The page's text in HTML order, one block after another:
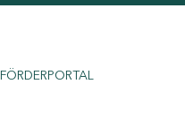
FÖRDERPORTAL